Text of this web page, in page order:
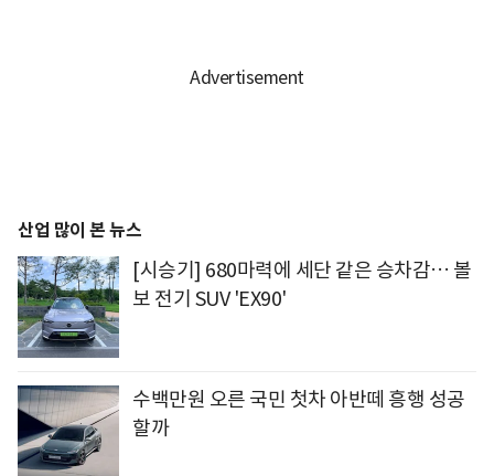
산업 많이 본 뉴스
[시승기] 680마력에 세단 같은 승차감… 볼
보 전기 SUV 'EX90'
수백만원 오른 국민 첫차 아반떼 흥행 성공
할까